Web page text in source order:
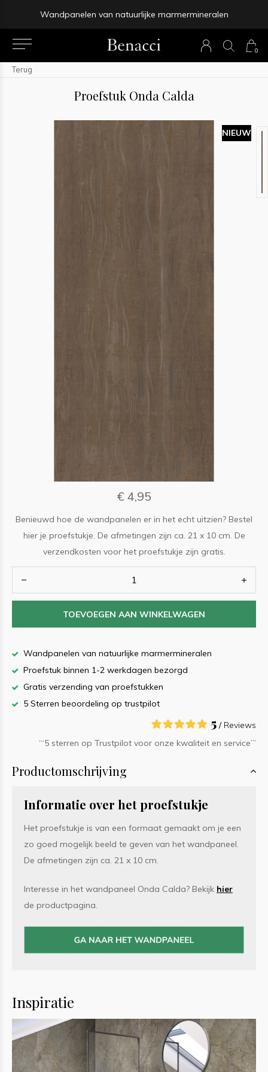
0
Wandpanelen van natuurlijke marmermineralen
Terug
Proefstuk Onda Calda
NIEUW
€ 4,95
Benieuwd hoe de wandpanelen er in het echt uitzien? Bestel
hier je proefstukje. De afmetingen zijn ca. 21 x 10 cm. De
verzendkosten voor het proefstukje zijn gratis.
TOEVOEGEN AAN WINKELWAGEN
Wandpanelen van natuurlijke marmermineralen
Proefstuk binnen 1-2 werkdagen bezorgd
Gratis verzending van proefstukken
5 Sterren beoordeling op trustpilot
5 / Reviews
‘“5 sterren op Trustpilot voor onze kwaliteit en service”’
Productomschrijving
Informatie over het proefstukje
Het proefstukje is van een formaat gemaakt om je een
zo goed mogelijk beeld te geven van het wandpaneel.
De afmetingen zijn ca. 21 x 10 cm.
Interesse in het wandpaneel Onda Calda? Bekijk hier
de productpagina.
Inspiratie